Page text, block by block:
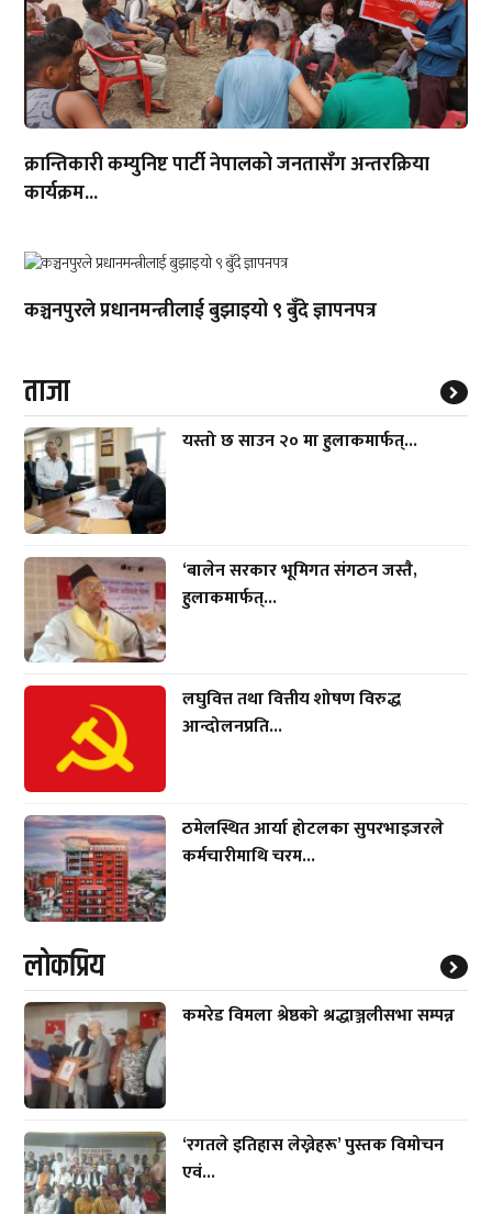
क्रान्तिकारी कम्युनिष्ट पार्टी नेपालको जनतासँग अन्तरक्रिया
कार्यक्रम...
कञ्चनपुरले प्रधानमन्त्रीलाई बुझाइयो ९ बुँदे ज्ञापनपत्र
ताजा
यस्तो छ साउन २० मा हुलाकमार्फत्...
‘बालेन सरकार भूमिगत संगठन जस्तै,
हुलाकमार्फत्...
लघुवित्त तथा वित्तीय शोषण विरुद्ध
आन्दोलनप्रति...
ठमेलस्थित आर्या होटलका सुपरभाइजरले
कर्मचारीमाथि चरम...
लाेकप्रिय
कमरेड विमला श्रेष्ठको श्रद्धाञ्जलीसभा सम्पन्न
‘रगतले इतिहास लेख्नेहरू’ पुस्तक विमोचन
एवं...